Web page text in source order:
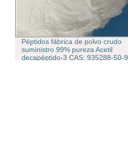
Péptidos fábrica de polvo crudo
suministro 99% pureza Acetil
decapéptido-3 CAS: 935288-50-9